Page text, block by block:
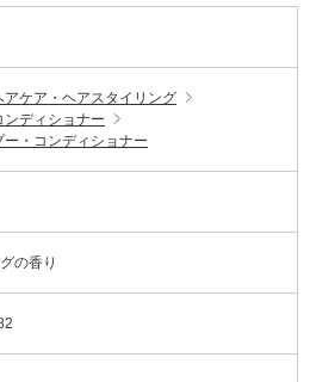
アケア・ヘアスタイリング
ンディショナー
ー・コンディショナー
の香り